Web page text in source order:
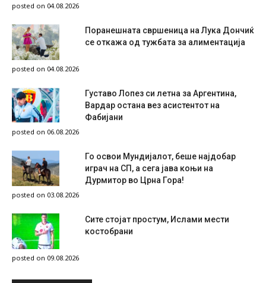
posted on 04.08.2026
Поранешната свршеница на Лука Дончиќ
се откажа од тужбата за алиментација
posted on 04.08.2026
Густаво Лопез си летна за Аргентина,
Вардар остана вез асистентот на
Фабијани
posted on 06.08.2026
Го освои Мундијалот, беше најдобар
играч на СП, а сега јава коњи на
Дурмитор во Црна Гора!
posted on 03.08.2026
Сите стојат простум, Ислами мести
костобрани
posted on 09.08.2026